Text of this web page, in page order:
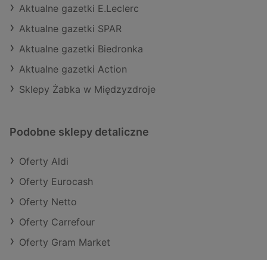
Aktualne gazetki E.Leclerc
Aktualne gazetki SPAR
Aktualne gazetki Biedronka
Aktualne gazetki Action
Sklepy Żabka w Międzyzdroje
Podobne sklepy detaliczne
Oferty Aldi
Oferty Eurocash
Oferty Netto
Oferty Carrefour
Oferty Gram Market